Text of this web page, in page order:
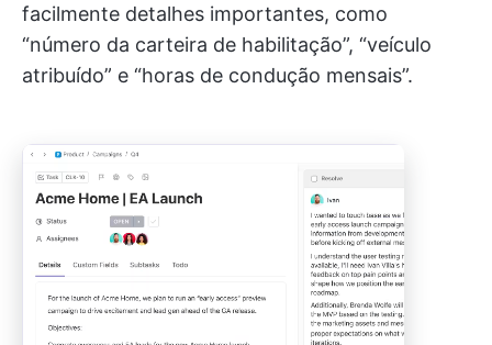
facilmente detalhes importantes, como
“número da carteira de habilitação”, “veículo
atribuído” e “horas de condução mensais”.